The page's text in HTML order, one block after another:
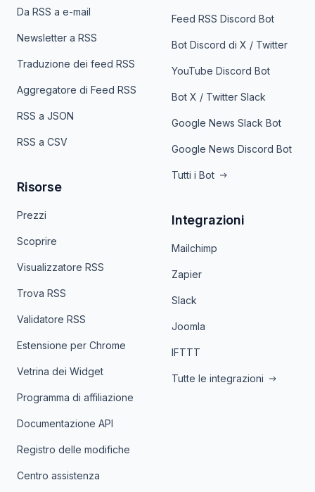
Da RSS a e-mail
Newsletter a RSS
Traduzione dei feed RSS
Aggregatore di Feed RSS
RSS a JSON
RSS a CSV
Risorse
Prezzi
Scoprire
Visualizzatore RSS
Trova RSS
Validatore RSS
Estensione per Chrome
Vetrina dei Widget
Programma di affiliazione
Documentazione API
Registro delle modifiche
Centro assistenza
Feed RSS Discord Bot
Bot Discord di X / Twitter
YouTube Discord Bot
Bot X / Twitter Slack
Google News Slack Bot
Google News Discord Bot
Tutti i Bot
Integrazioni
Mailchimp
Zapier
Slack
Joomla
IFTTT
Tutte le integrazioni